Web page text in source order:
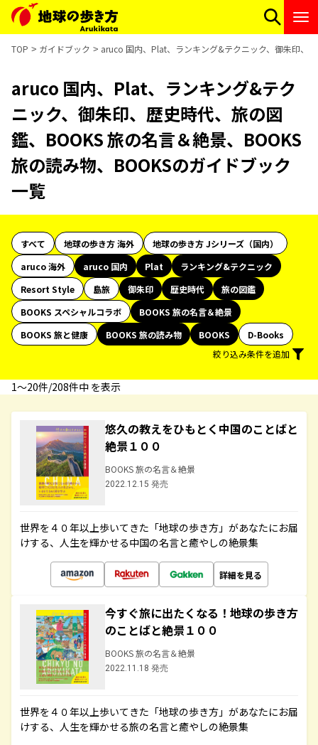
TOP ガイドブック aruco 国内、Plat、ランキング&テクニック、御朱印、
aruco 国内、Plat、ランキング&テク
ニック、御朱印、歴史時代、旅の図
鑑、BOOKS 旅の名言＆絶景、BOOKS
旅の読み物、BOOKSのガイドブック
一覧
すべて 地球の歩き方 海外
地球の歩き方 Jシリーズ（国内）
aruco 海外
aruco 国内 Plat
ランキング&テクニック
Resort Style
島旅 御朱印 歴史時代
旅の図鑑
BOOKS スペシャルコラボ
BOOKS 旅の名言＆絶景
BOOKS 旅と健康
BOOKS 旅の読み物 BOOKS
D-Books
絞り込み条件を追加
1〜20件/208件中 を表示
悠久の教えをひもとく中国のことばと
絶景１００
BOOKS 旅の名言＆絶景
2022.12.15 発売
世界を４０年以上歩いてきた「地球の歩き方」があなたにお届
けする、人生を輝かせる中国の名言と癒やしの絶景集
詳細を見る
今すぐ旅に出たくなる！地球の歩き方
のことばと絶景１００
BOOKS 旅の名言＆絶景
2022.11.18 発売
世界を４０年以上歩いてきた「地球の歩き方」があなたにお届
けする、人生を輝かせる旅の名言と癒やしの絶景集